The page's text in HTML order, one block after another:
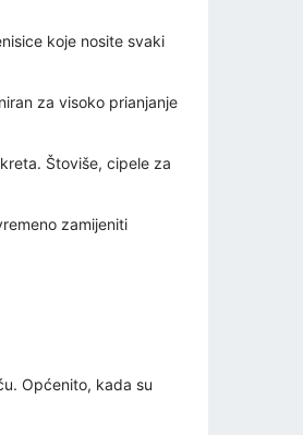
koje nosite svaki
za visoko prianjanje
Štoviše, cipele za
zamijeniti
Općenito, kada su